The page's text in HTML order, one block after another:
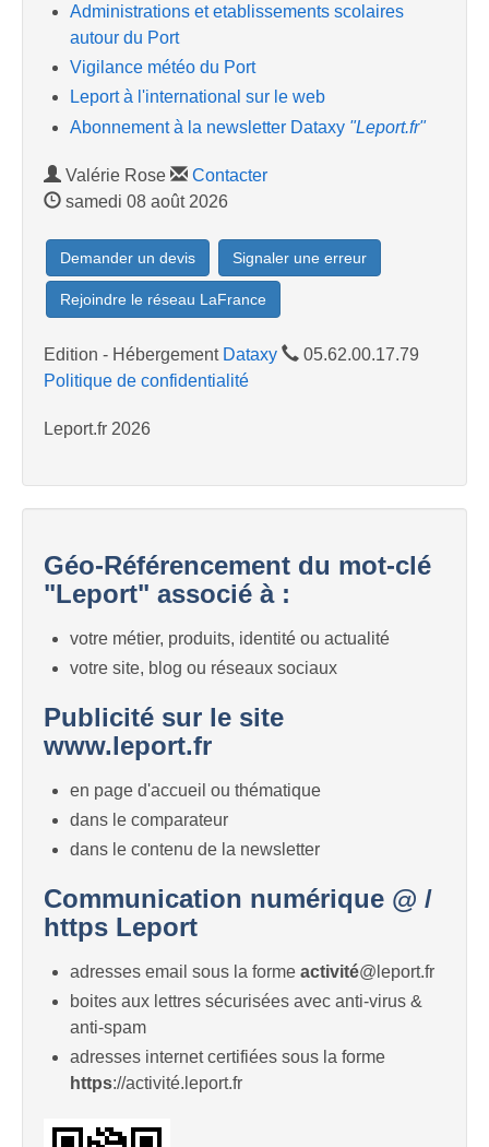
Administrations et etablissements scolaires
autour du Port
Vigilance météo du Port
Leport à l'international sur le web
Abonnement à la newsletter Dataxy "Leport.fr"
Valérie Rose
Contacter
samedi 08 août 2026
Demander un devis Signaler une erreur
Rejoindre le réseau LaFrance
Edition - Hébergement Dataxy
05.62.00.17.79
Politique de confidentialité
Leport.fr 2026
Géo-Référencement du mot-clé
"Leport" associé à :
votre métier, produits, identité ou actualité
votre site, blog ou réseaux sociaux
Publicité sur le site
www.leport.fr
en page d'accueil ou thématique
dans le comparateur
dans le contenu de la newsletter
Communication numérique @ /
https Leport
adresses email sous la forme activité@leport.fr
boites aux lettres sécurisées avec anti-virus &
anti-spam
adresses internet certifiées sous la forme
https://activité.leport.fr